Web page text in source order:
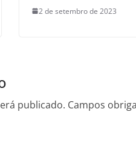
2 de setembro de 2023
publicado. Campos